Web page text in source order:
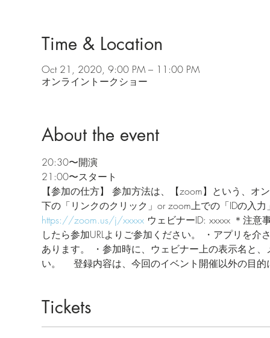
Time & Location
Oct 21, 2020, 9:00 PM – 11:00 PM
オンライントークショー
About the event
20:30〜開演
21:00〜スタート
【参加の仕方】 参加方法は、【zoom】という、
下の「リンクのクリック」or zoom上での「IDの入
https://zoom.us/j/xxxxx ウェビナーID: xxxxx ＊注意
したら参加URLよりご参加ください。 ・アプリを
あります。 ・参加時に、ウェビナー上の表示名と
い。 　登録内容は、今回のイベント開催以外の目
Tickets